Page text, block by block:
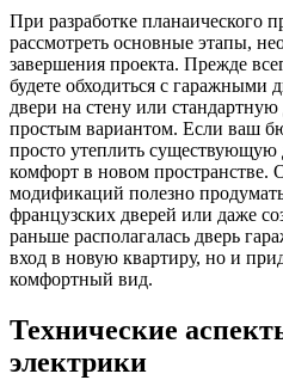
При разработке планаического
рассмотреть основные этапы,
завершения проекта. Прежде
будете обходиться с гаражными
двери на стену или
простым вариантом. Если ваш
просто утеплить существующую
комфорт в новом пространстве.
модификаций полезно
французских дверей или даже
раньше располагалась дверь
вход в новую квартиру, но и
комфортный вид.
Технические
электрики